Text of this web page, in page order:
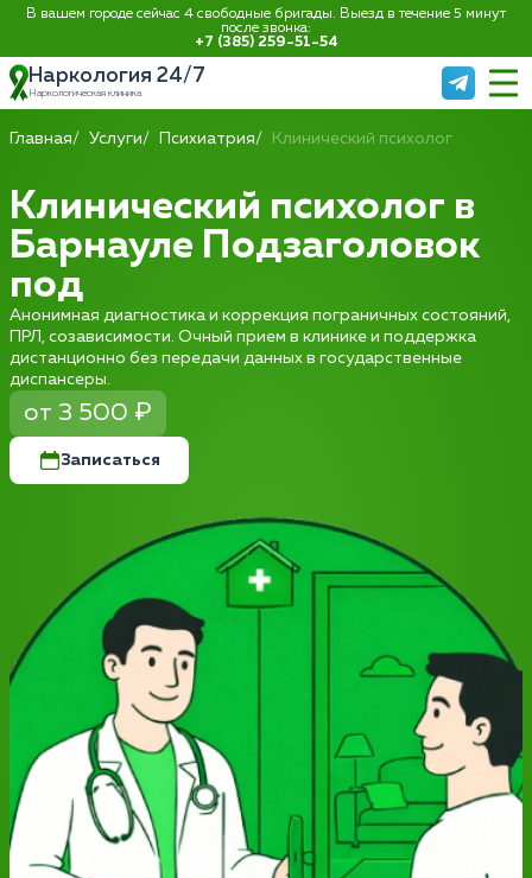
В вашем городе сейчас 4 свободные бригады. Выезд в течение 5 минут
после звонка:
+7 (385) 259-51-54
Наркология 24/7
Наркологическая клиника
Главная Услуги Психиатрия Клинический психолог
Клинический психолог в
Барнауле Подзаголовок
под
Анонимная диагностика и коррекция пограничных состояний,
ПРЛ, созависимости. Очный прием в клинике и поддержка
дистанционно без передачи данных в государственные
диспансеры.
от 3 500 ₽
Записаться